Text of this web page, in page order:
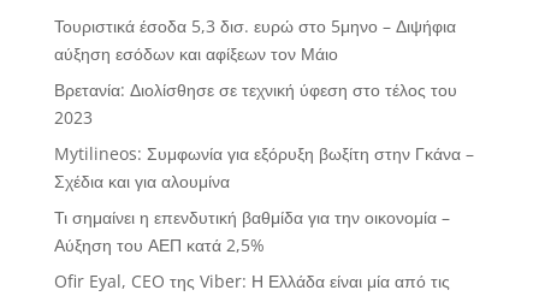
Τουριστικά έσοδα 5,3 δισ. ευρώ στο 5μηνο – Διψήφια
αύξηση εσόδων και αφίξεων τον Μάιο
Βρετανία: Διολίσθησε σε τεχνική ύφεση στο τέλος του
2023
Mytilineos: Συμφωνία για εξόρυξη βωξίτη στην Γκάνα –
Σχέδια και για αλουμίνα
Τι σημαίνει η επενδυτική βαθμίδα για την οικονομία –
Αύξηση του ΑΕΠ κατά 2,5%
Ofir Eyal, CEO της Viber: Η Ελλάδα είναι μία από τις